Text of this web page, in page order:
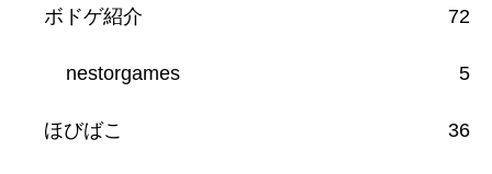
ボドゲ紹介 72
nestorgames 5
ほびばこ 36